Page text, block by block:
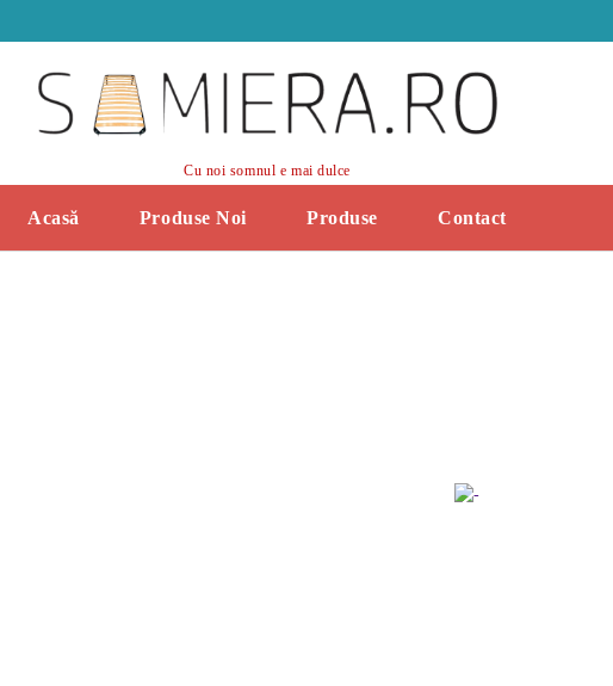
Cu noi somnul e mai dulce
Acasă Produse Noi Produse Contact